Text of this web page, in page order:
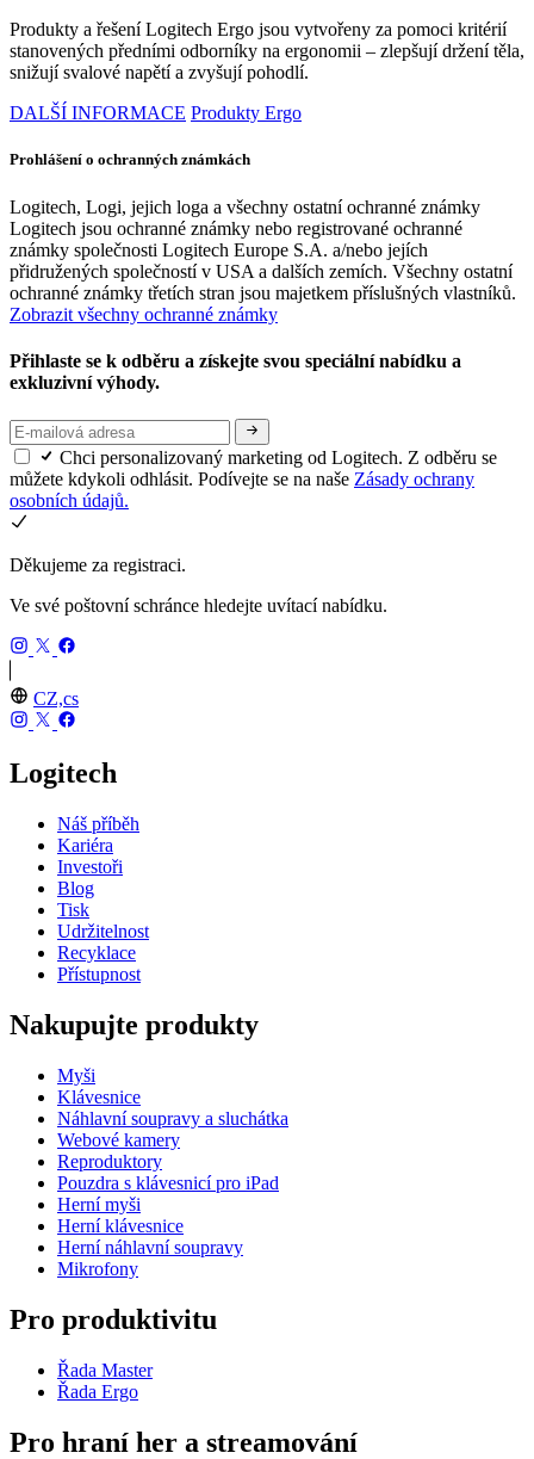
Produkty a řešení Logitech Ergo jsou vytvořeny za pomoci kritérií
stanovených předními odborníky na ergonomii – zlepšují držení těla,
snižují svalové napětí a zvyšují pohodlí.
DALŠÍ INFORMACE Produkty Ergo
Prohlášení o ochranných známkách
Logitech, Logi, jejich loga a všechny ostatní ochranné známky
Logitech jsou ochranné známky nebo registrované ochranné
známky společnosti Logitech Europe S.A. a/nebo jejích
přidružených společností v USA a dalších zemích. Všechny ostatní
ochranné známky třetích stran jsou majetkem příslušných vlastníků.
Zobrazit všechny ochranné známky
Přihlaste se k odběru a získejte svou speciální nabídku a
exkluzivní výhody.
Chci personalizovaný marketing od Logitech. Z odběru se
můžete kdykoli odhlásit. Podívejte se na naše Zásady ochrany
osobních údajů.
Děkujeme za registraci.
Ve své poštovní schránce hledejte uvítací nabídku.
CZ,cs
Logitech
Náš příběh
Kariéra
Investoři
Blog
Tisk
Udržitelnost
Recyklace
Přístupnost
Nakupujte produkty
Myši
Klávesnice
Náhlavní soupravy a sluchátka
Webové kamery
Reproduktory
Pouzdra s klávesnicí pro iPad
Herní myši
Herní klávesnice
Herní náhlavní soupravy
Mikrofony
Pro produktivitu
Řada Master
Řada Ergo
Pro hraní her a streamování